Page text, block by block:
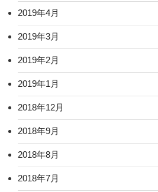
2019年4月
2019年3月
2019年2月
2019年1月
2018年12月
2018年9月
2018年8月
2018年7月